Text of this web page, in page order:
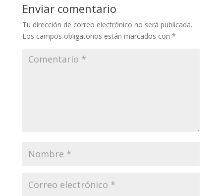
Enviar comentario
Tu dirección de correo electrónico no será publicada.
Los campos obligatorios están marcados con *